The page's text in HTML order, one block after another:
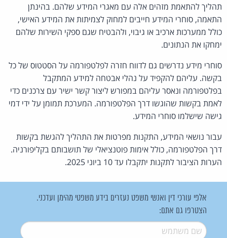
תהליך להתאמת מזהים אלה עם מאגרי המידע שלהם. בהינתן
התאמה, סוחרי המידע חייבים למחוק לצמיתות את המידע האישי,
כולל ממערכות ארכיב או גיבוי, ולהבטיח שגם ספקי השירות שלהם
ימחקו את הנתונים.
סוחרי מידע נדרשים גם לדווח חזרה לפלטפורמה על הסטטוס של כל
בקשה. עליהם להקפיד על נהלי אבטחה למידע המתקבל
בפלטפורמה ונאסר עליהם במפורש ליצור קשר ישיר עם צרכנים כדי
לאמת בקשות שהוגשו דרך הפלטפורמה. המערכת תמומן על ידי דמי
גישה שישלמו סוחרי המידע.
עבור נושאי המידע, התקנות מפרטות את התהליך להגשת בקשות
דרך הפלטפורמה, כולל אימות פוטנציאלי של תושבותם בקליפורניה.
הערות הציבור לתקנות יתקבלו עד 10 ביוני 2025.
אלפי עורכי דין ואנשי משפט נעזרים בידע משפטי מהימן ועדכני.
הצטרפו גם אתם:
שם משתמש*